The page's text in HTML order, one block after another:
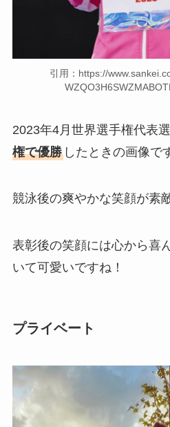
引用：https://
2023年4月世界選手権代表
権で優勝したときの画像で
競泳後の爽やかな笑顔が素
表彰後の笑顔には心から喜
いて可愛いですね！
プライベート